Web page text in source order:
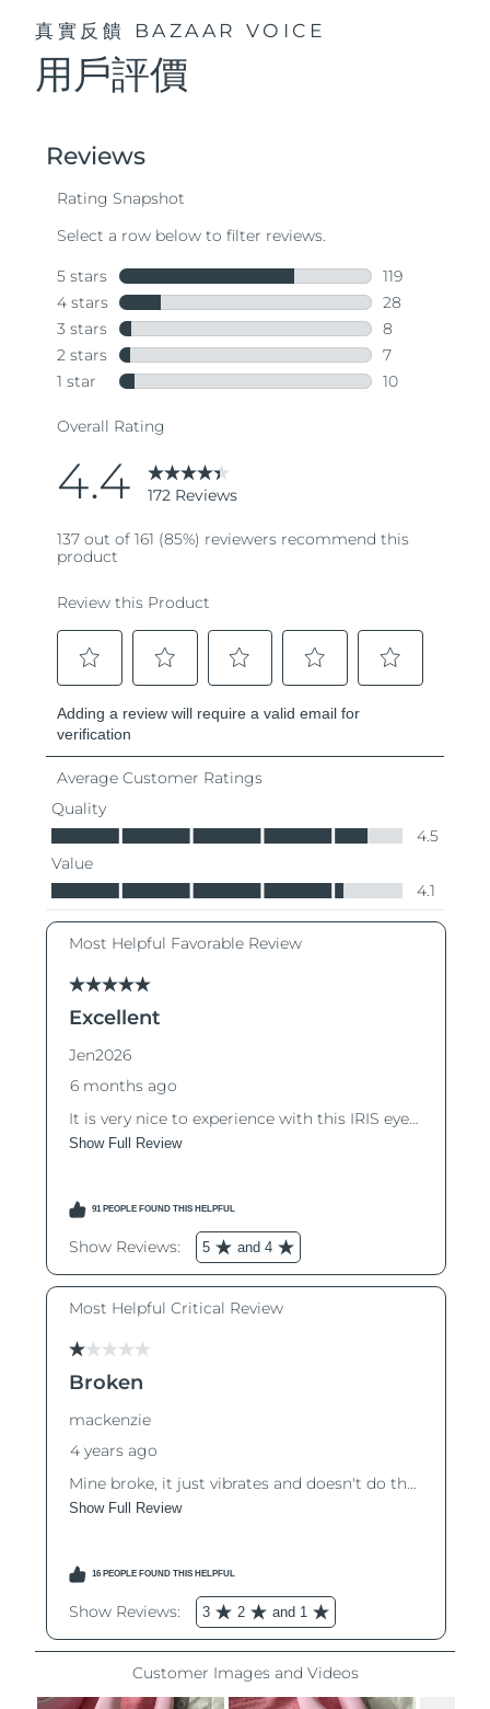
真實反饋 BAZAAR VOICE
用戶評價